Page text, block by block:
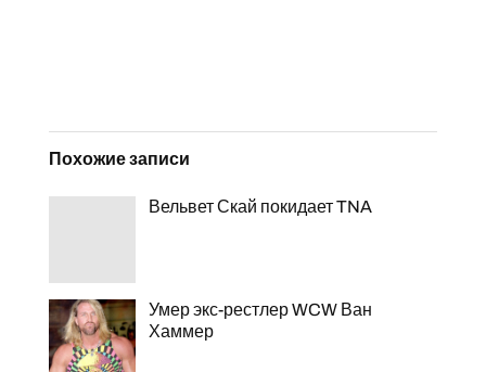
Похожие записи
Вельвет Скай покидает TNA
Умер экс-рестлер WCW Ван
Хаммер